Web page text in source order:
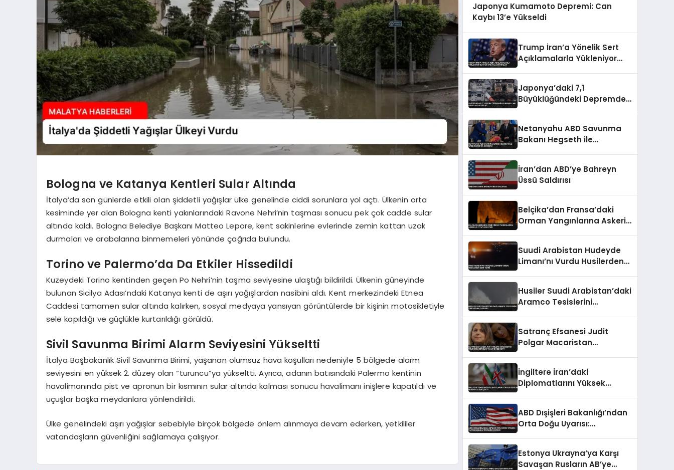
Bologna ve Katanya Kentleri Sular Altında
İtalya’da son günlerde etkili olan şiddetli yağışlar ülke genelinde ciddi sorunlara yol açtı. Ülkenin orta
kesiminde yer alan Bologna kenti yakınlarındaki Ravone Nehri’nin taşması sonucu pek çok cadde sular
altında kaldı. Bologna Belediye Başkanı Matteo Lepore, kent sakinlerine evlerinde zemin kattan uzak
durmaları ve arabalarına binmemeleri yönünde çağrıda bulundu.
Torino ve Palermo’da Da Etkiler Hissedildi
Kuzeydeki Torino kentinden geçen Po Nehri’nin taşma seviyesine ulaştığı bildirildi. Ülkenin güneyinde
bulunan Sicilya Adası’ndaki Katanya kenti de aşırı yağışlardan nasibini aldı. Kent merkezindeki Etnea
Caddesi tamamen sular altında kalırken, sosyal medyaya yansıyan görüntülerde bir kişinin motosikletiyle
sele kapıldığı ve güçlükle kurtarıldığı görüldü.
Sivil Savunma Birimi Alarm Seviyesini Yükseltti
İtalya Başbakanlık Sivil Savunma Birimi, yaşanan olumsuz hava koşulları nedeniyle 5 bölgede alarm
seviyesini en yüksek 2. düzey olan “turuncu”ya yükseltti. Ayrıca, adanın batısındaki Palermo kentinin
havalimanında pist ve apronun bir kısmının sular altında kalması sonucu havalimanı inişlere kapatıldı ve
uçuşlar başka meydanlara yönlendirildi.
Ülke genelindeki aşırı yağışlar sebebiyle birçok bölgede önlem alınmaya devam ederken, yetkililer
vatandaşların güvenliğini sağlamaya çalışıyor.
Japonya Kumamoto Depremi: Can
Kaybı 13’e Yükseldi
Trump İran’a Yönelik Sert
Açıklamalarla Yükleniyor
Japonya’daki 7,1
Büyüklüğündeki Depremde
Netanyahu ABD Savunma
Bakanı Hegseth ile
İran’dan ABD’ye Bahreyn
Üssü Saldırısı
Belçika’dan Fransa’daki
Orman Yangınlarına Askeri
Suudi Arabistan Hudeyde
Limanı’nı Vurdu Husilerden
Husiler Suudi Arabistan’daki
Aramco Tesislerini
Satranç Efsanesi Judit
Polgar Macaristan
İngiltere İran’daki
Diplomatlarını Yüksek
ABD Dışişleri Bakanlığı’ndan
Orta Doğu Uyarısı:
Estonya Ukrayna’ya Karşı
Savaşan Rusların AB’ye